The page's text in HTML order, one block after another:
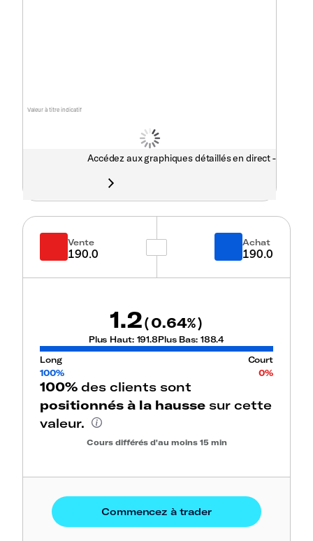
Valeur à titre indicatif
Accédez aux graphiques détaillés en direct -
Vente
190.0
Achat
190.0
1.2(0.64%)
Plus Haut: 191.8Plus Bas: 188.4
Long
Court
100%
0%
100% des clients sont
positionnés à la hausse sur cette
valeur.
Cours différés d'au moins 15 min